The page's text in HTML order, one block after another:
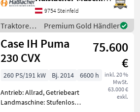
540/540E/1000/1000E,
Höchstgeschwindigkeit in
km/h: 50 km/h, Aufla
9754 Steinfeld
Traktoren
/ New
Holland
Premium Gold Händler
Case IH Puma
230 CVX
75.600
€
inkl. 20 %
MwSt.
63.000 €
exkl.
260 PS/191 kW Bj. 2014
6600 h
Antrieb: Allrad, Getriebeart
Landmaschine: Stufenloses